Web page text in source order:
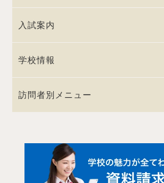
入試案内
学校情報
訪問者別メニュー